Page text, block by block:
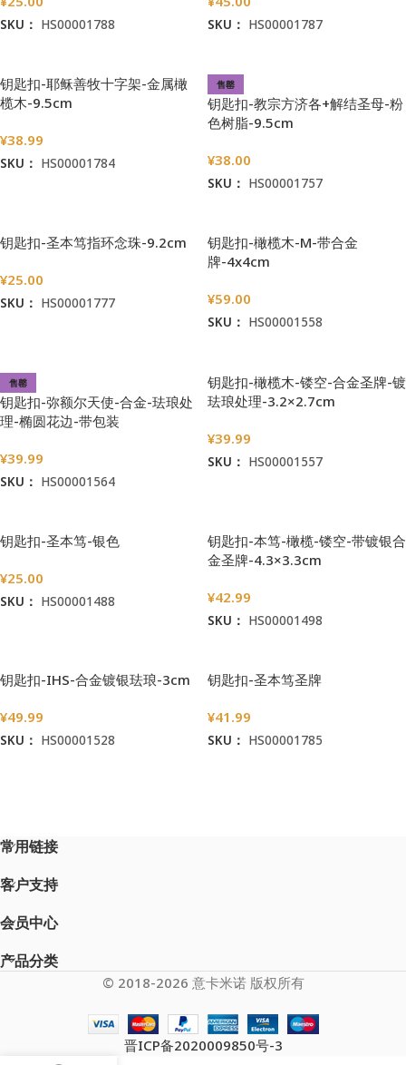
SKU： HS00001788 SKU： HS00001787
钥匙扣-耶稣善牧十字架-金属橄
榄木-9.5cm
¥38.99
SKU： HS00001784
售罄
钥匙扣-教宗方济各+解结圣母-粉
色树脂-9.5cm
¥38.00
SKU： HS00001757
钥匙扣-圣本笃指环念珠-9.2cm
¥25.00
SKU： HS00001777
钥匙扣-橄榄木-M-带合金
牌-4x4cm
¥59.00
SKU： HS00001558
售罄
钥匙扣-弥额尔天使-合金-珐琅处
理-椭圆花边-带包装
¥39.99
SKU： HS00001564
钥匙扣-橄榄木-镂空-合金圣牌-镀
珐琅处理-3.2×2.7cm
¥39.99
SKU： HS00001557
钥匙扣-圣本笃-银色
¥25.00
SKU： HS00001488
钥匙扣-本笃-橄榄-镂空-带镀银合
金圣牌-4.3×3.3cm
¥42.99
SKU： HS00001498
钥匙扣-IHS-合金镀银珐琅-3cm
¥49.99
SKU： HS00001528
钥匙扣-圣本笃圣牌
¥41.99
SKU： HS00001785
常用链接
客户支持
会员中心
产品分类
© 2018-2026 意卡米诺 版权所有
晋ICP备2020009850号-3